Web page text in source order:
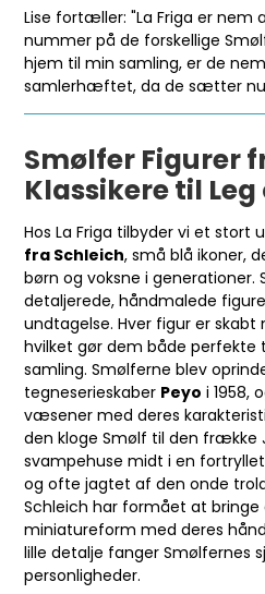
Lise fortæller: "La Friga er nem
nummer på de forskellige
hjem til min samling, er de
samlerhæftet, da de sætter
Smølfer Figurer
Klassikere til
Hos La Friga tilbyder vi et stort
fra Schleich, små blå ikoner,
børn og voksne i generationer.
detaljerede, håndmalede
undtagelse. Hver figur er
hvilket gør dem både perfekte
samling. Smølferne blev
tegneserieskaber Peyo i 1958,
væsener med deres
den kloge Smølf til den frække
svampehuse midt i en
og ofte jagtet af den onde
Schleich har formået at bringe
miniatureform med deres
lille detalje fanger Smølfernes
personligheder.